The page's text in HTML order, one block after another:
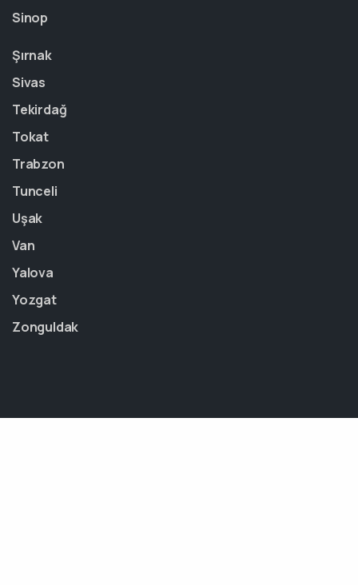
Sinop
Şırnak
Sivas
Tekirdağ
Tokat
Trabzon
Tunceli
Uşak
Van
Yalova
Yozgat
Zonguldak